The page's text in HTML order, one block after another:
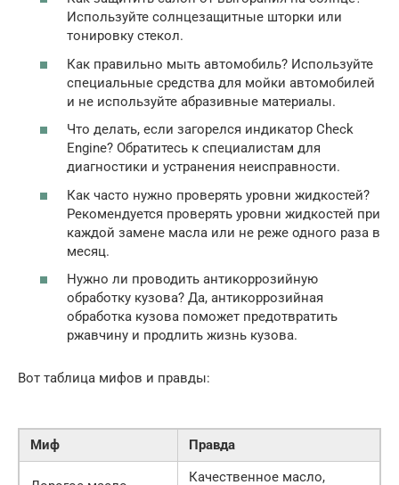
Используйте солнцезащитные шторки или
тонировку стекол.
Как правильно мыть автомобиль? Используйте
специальные средства для мойки автомобилей
и не используйте абразивные материалы.
Что делать, если загорелся индикатор Check
Engine? Обратитесь к специалистам для
диагностики и устранения неисправности.
Как часто нужно проверять уровни жидкостей?
Рекомендуется проверять уровни жидкостей при
каждой замене масла или не реже одного раза в
месяц.
Нужно ли проводить антикоррозийную
обработку кузова? Да, антикоррозийная
обработка кузова поможет предотвратить
ржавчину и продлить жизнь кузова.
Вот таблица мифов и правды:
Миф Правда
Качественное масло,